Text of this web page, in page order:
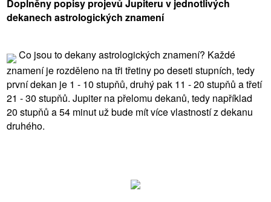
Doplněny popisy projevů Jupiteru v jednotlivých
dekanech astrologických znamení
Co jsou to dekany astrologických znamení? Každé
znamení je rozděleno na tři třetiny po deseti stupních, tedy
první dekan je 1 - 10 stupňů, druhý pak 11 - 20 stupňů a třetí
21 - 30 stupňů. Jupiter na přelomu dekanů, tedy například
20 stupňů a 54 minut už bude mít více vlastností z dekanu
druhého.